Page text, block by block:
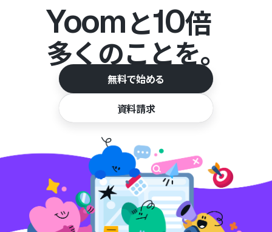
Yoomと10倍
多くのことを。
無料で始める
資料請求